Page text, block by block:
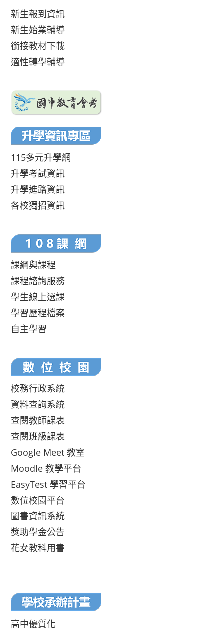
新生報到資訊
新生始業輔導
銜接教材下載
適性轉學輔導
115多元升學網
升學考試資訊
升學進路資訊
各校獨招資訊
課綱與課程
課程諮詢服務
學生線上選課
學習歷程檔案
自主學習
校務行政系統
資料查詢系統
查閱教師課表
查閱班級課表
Google Meet 教室
Moodle 教學平台
EasyTest 學習平台
數位校園平台
圖書資訊系統
獎助學金公告
花女教科用書
高中優質化